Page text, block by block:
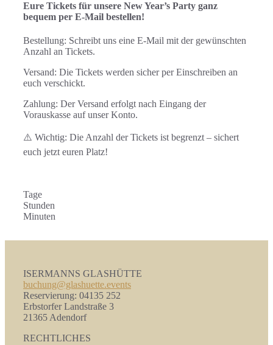
Eure Tickets für unsere New Year’s Party ganz
bequem per E-Mail bestellen!
Bestellung: Schreibt uns eine E-Mail mit der gewünschten
Anzahl an Tickets.
Versand: Die Tickets werden sicher per Einschreiben an
euch verschickt.
Zahlung: Der Versand erfolgt nach Eingang der
Vorauskasse auf unser Konto.
⚠️ Wichtig: Die Anzahl der Tickets ist begrenzt – sichert
euch jetzt euren Platz!
Tage
Stunden
Minuten
ISERMANNS GLASHÜTTE
buchung@glashuette.events
Reservierung: 04135 252
Erbstorfer Landstraße 3
21365 Adendorf
RECHTLICHES